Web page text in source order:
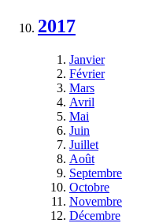
2017
Janvier
Février
Mars
Avril
Mai
Juin
Juillet
Août
Septembre
Octobre
Novembre
Décembre